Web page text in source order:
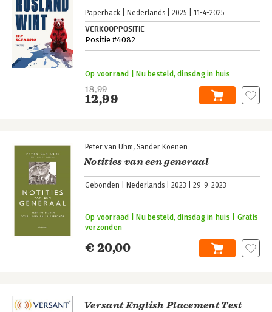
Paperback Nederlands 2025 11-4-2025
VERKOOPPOSITIE
Positie #4082
18,99
12,99
Op voorraad | Nu besteld, dinsdag in huis
Peter van Uhm Sander Koenen
Notities van een generaal
Gebonden Nederlands 2023 29-9-2023
€ 20,00
Op voorraad | Nu besteld, dinsdag in huis | Gratis
verzonden
Versant English Placement Test